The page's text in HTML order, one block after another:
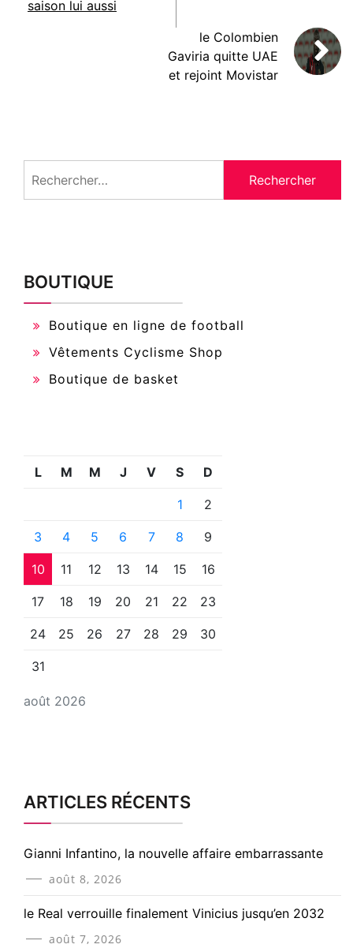
saison lui aussi
le Colombien
Gaviria quitte UAE
et rejoint Movistar
BOUTIQUE
Boutique en ligne de football
Vêtements Cyclisme Shop
Boutique de basket
août 2026
L M M J V S D
1 2
3 4 5 6 7 8 9
10 11 12 13 14 15 16
17 18 19 20 21 22 23
24 25 26 27 28 29 30
31
ARTICLES RÉCENTS
Gianni Infantino, la nouvelle affaire embarrassante
août 8, 2026
le Real verrouille finalement Vinicius jusqu’en 2032
août 7, 2026